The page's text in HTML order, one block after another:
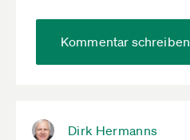
Kommentar schreiben
Dirk Hermanns